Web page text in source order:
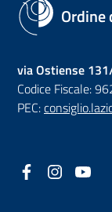
Ordine
via Ostiense
Codice Fiscale:
PEC:
Facebook
(nuovaInstagram
(nuova